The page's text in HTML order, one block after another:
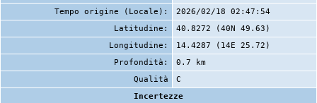
Tempo origine (Locale):
2026/02/18 02:47:54
Latitudine:
40.8272 (40N 49.63)
Longitudine:
14.4287 (14E 25.72)
Profondità:
0.7 km
Qualità
C
Incertezze